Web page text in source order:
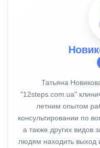
Татьяна
"12steps.com.ua"
летним опытом
консультировании по
а также других видов
людям находить выход